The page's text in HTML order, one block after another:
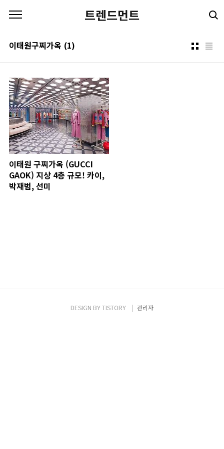
트렌드먼트
이태원구찌가옥 (1)
이태원 구찌가옥 (GUCCI
GAOK) 지상 4층 규모! 카이,
박재범, 선미
DESIGN BYTISTORY 관리자